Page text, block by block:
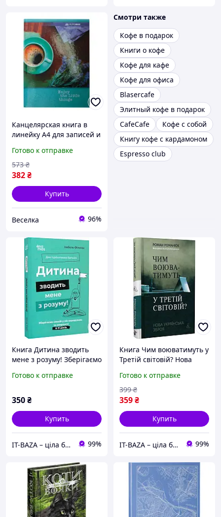
Канцелярская книга в
линейку А4 для записей и
бирюзовая с твердой
обложкой FLAME
Готово к отправке
382₴
573 ₴
Купить
Веселка 96%
Смотри также
Кофе в подарок
Книги о кофе
Кофе для кафе
Кофе для офиса
Blasercafe
Элитный кофе в подарок
CafeCafe
Кофе с собой
Книгу кофе с кардамоном
Espresso club
Книга Дитина зводить
мене з розуму! Зберігаємо
впертості (тверда
Готово к отправке
350₴
Купить
IT-BAZA – ціла база потрібних речей для всієї родини 99%
Книга Чим воюватимуть у
Третій світовій? Нова
обкладинка)
Готово к отправке
359₴
399 ₴
Купить
IT-BAZA – ціла база потрібних речей для всієї родини 99%